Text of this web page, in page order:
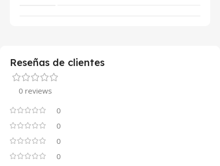
Reseñas de clientes
0 reviews
0
0
0
0